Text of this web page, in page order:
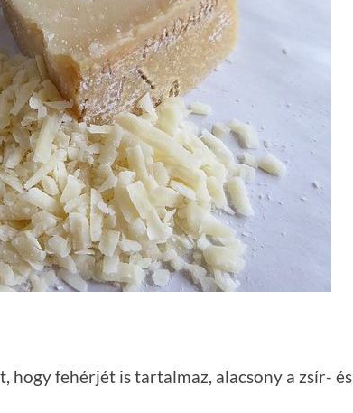
hogy fehérjét is tartalmaz, alacsony a zsír- és